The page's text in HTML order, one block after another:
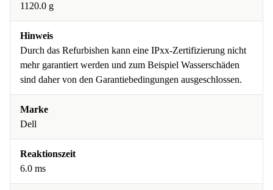
1120.0 g
Hinweis
Durch das Refurbishen kann eine IPxx-Zertifizierung nicht
mehr garantiert werden und zum Beispiel Wasserschäden
sind daher von den Garantiebedingungen ausgeschlossen.
Marke
Dell
Reaktionszeit
6.0 ms